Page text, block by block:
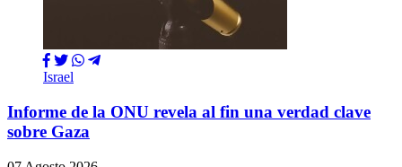
Israel
Informe de la ONU revela al fin una verdad clave
sobre Gaza